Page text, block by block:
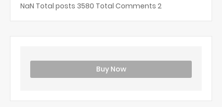
NaN Total posts 3580 Total Comments 2
Buy Now